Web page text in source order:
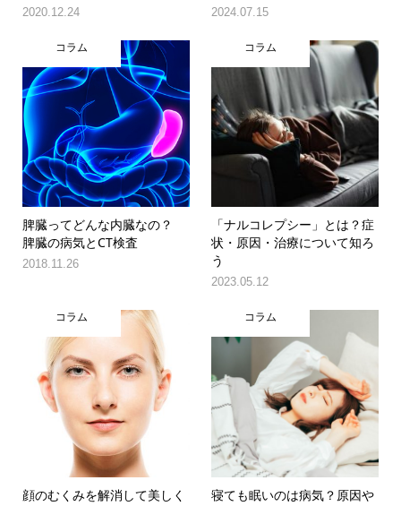
2020.12.24 2024.07.15
コラム
脾臓ってどんな内臓なの？
脾臓の病気とCT検査
2018.11.26
コラム
「ナルコレプシー」とは？症
状・原因・治療について知ろ
う
2023.05.12
コラム
顔のむくみを解消して美しく
コラム
寝ても眠いのは病気？原因や